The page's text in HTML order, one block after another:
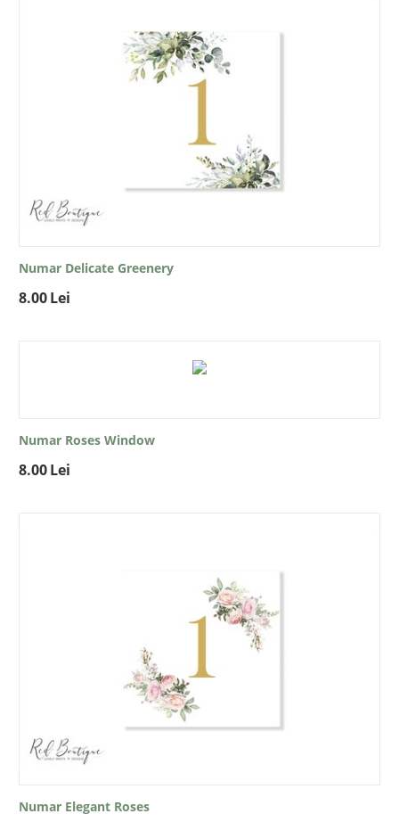
Numar Delicate Greenery
8.00Lei
Numar Roses Window
8.00Lei
Numar Elegant Roses